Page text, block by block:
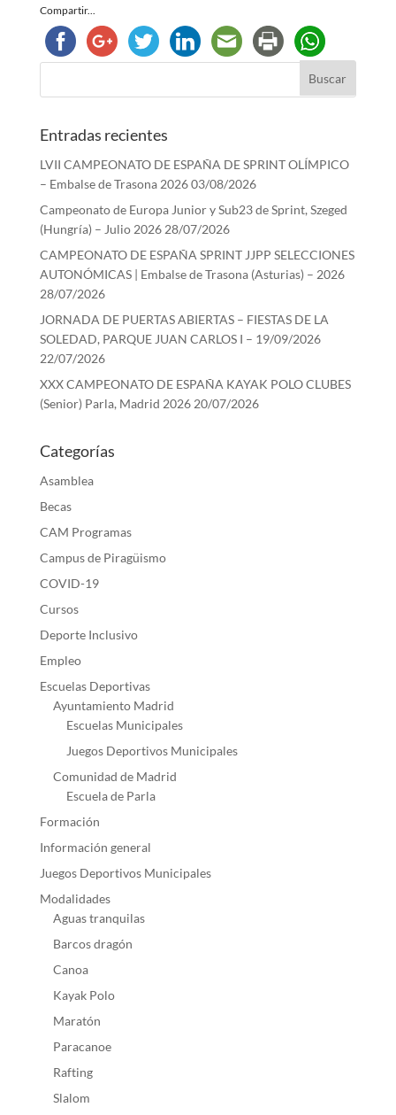
Compartir...
Entradas recientes
LVII CAMPEONATO DE ESPAÑA DE SPRINT OLÍMPICO
– Embalse de Trasona 202603/08/2026
Campeonato de Europa Junior y Sub23 de Sprint, Szeged
(Hungría) – Julio 202628/07/2026
CAMPEONATO DE ESPAÑA SPRINT JJPP SELECCIONES
AUTONÓMICAS | Embalse de Trasona (Asturias) – 2026
28/07/2026
JORNADA DE PUERTAS ABIERTAS – FIESTAS DE LA
SOLEDAD, PARQUE JUAN CARLOS I – 19/09/2026
22/07/2026
XXX CAMPEONATO DE ESPAÑA KAYAK POLO CLUBES
(Senior) Parla, Madrid 202620/07/2026
Categorías
Asamblea
Becas
CAM Programas
Campus de Piragüismo
COVID-19
Cursos
Deporte Inclusivo
Empleo
Escuelas Deportivas
Ayuntamiento Madrid
Escuelas Municipales
Juegos Deportivos Municipales
Comunidad de Madrid
Escuela de Parla
Formación
Información general
Juegos Deportivos Municipales
Modalidades
Aguas tranquilas
Barcos dragón
Canoa
Kayak Polo
Maratón
Paracanoe
Rafting
Slalom